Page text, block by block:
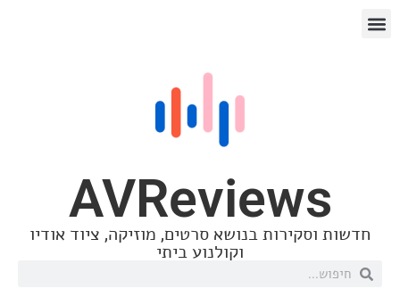
בנושא סרטים, מוזיקה, ציוד אודיו
וקולנוע ביתי